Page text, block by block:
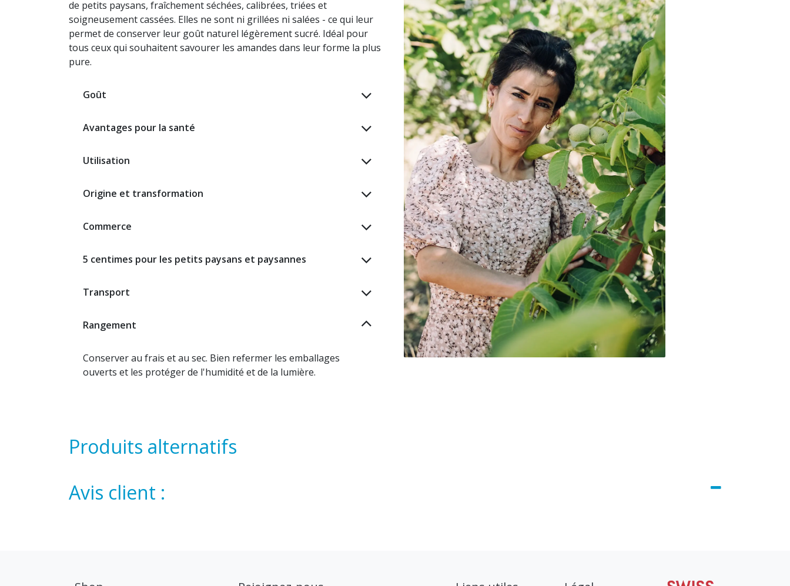
de petits paysans, fraîchement séchées, calibrées, triées et
soigneusement cassées. Elles ne sont ni grillées ni salées - ce qui leur
permet de conserver leur goût naturel légèrement sucré. Idéal pour
tous ceux qui souhaitent savourer les amandes dans leur forme la plus
pure.
Goût
Avantages pour la santé
Utilisation
Origine et transformation
Commerce
5 centimes pour les petits paysans et paysannes​
Transport
Rangement
Conserver au frais et au sec. Bien refermer les emballages
ouverts et les protéger de l'humidité et de la lumière.
Produits alternatifs
Avis client :